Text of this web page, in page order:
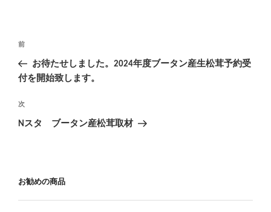
投
ナ
ゲ
ー
前
の
投
前
お待たせしました。2024年度ブータン産生松茸予約受
付を開始致します。
次
の
次
Nスタ ブータン産松茸取材
お勧めの商品